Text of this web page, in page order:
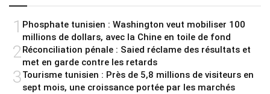
1 Phosphate tunisien : Washington veut mobiliser 100
millions de dollars, avec la Chine en toile de fond
2 Réconciliation pénale : Saied réclame des résultats et
met en garde contre les retards
3Tourisme tunisien : Près de 5,8 millions de visiteurs en
sept mois, une croissance portée par les marchés